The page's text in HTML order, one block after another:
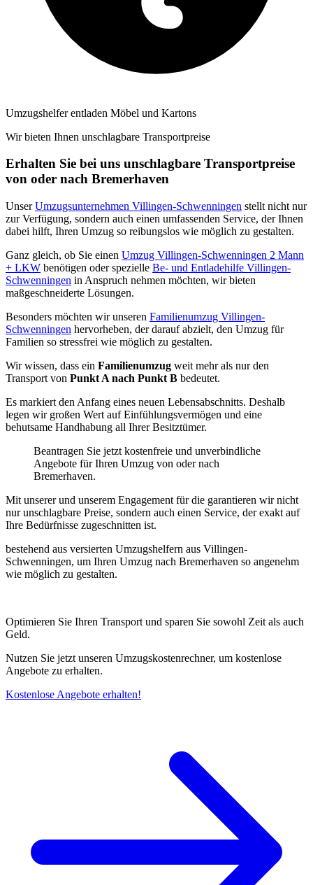
Umzugshelfer entladen Möbel und Kartons
Wir bieten Ihnen unschlagbare Transportpreise
Erhalten Sie bei uns unschlagbare Transportpreise
von oder nach Bremerhaven
UnserUmzugsunternehmen Villingen-Schwenningen stellt nicht nur
zur Verfügung, sondern auch einen umfassenden Service, der Ihnen
dabei hilft, Ihren Umzug so reibungslos wie möglich zu gestalten.
Ganz gleich, ob Sie einen Umzug Villingen-Schwenningen 2 Mann
+ LKW benötigen oder spezielle Be- und Entladehilfe Villingen-
Schwenningen in Anspruch nehmen möchten, wir bieten
maßgeschneiderte Lösungen.
Besonders möchten wir unseren Familienumzug Villingen-
Schwenningen hervorheben, der darauf abzielt, den Umzug für
Familien so stressfrei wie möglich zu gestalten.
Wir wissen, dass ein Familienumzug weit mehr als nur den
Transport von Punkt A nach Punkt B bedeutet.
Es markiert den Anfang eines neuen Lebensabschnitts. Deshalb
legen wir großen Wert auf Einfühlungsvermögen und eine
behutsame Handhabung all Ihrer Besitztümer.
Beantragen Sie jetzt kostenfreie und unverbindliche
Angebote für Ihren Umzug von oder nach
Bremerhaven.
Mit unsererund unserem Engagement für die garantieren wir nicht
nur unschlagbare Preise, sondern auch einen Service, der exakt auf
Ihre Bedürfnisse zugeschnitten ist.
bestehend aus versierten Umzugshelfern aus Villingen-
Schwenningen, um Ihren Umzug nach Bremerhaven so angenehm
wie möglich zu gestalten.
Optimieren Sie Ihren Transport und sparen Sie sowohl Zeit als auch
Geld.
Nutzen Sie jetzt unseren Umzugskostenrechner, um kostenlose
Angebote zu erhalten.
Kostenlose Angebote erhalten!